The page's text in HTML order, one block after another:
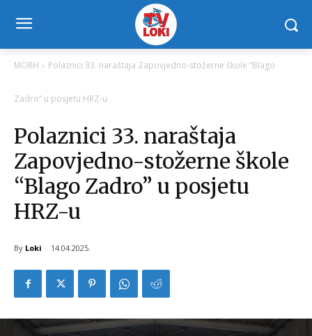
MORH Polaznici 33. naraštaja Zapovjedno-stožerne škole “Blago
Zadro” u posjetu HRZ-u
Polaznici 33. naraštaja
Zapovjedno-stožerne škole
“Blago Zadro” u posjetu
HRZ-u
By Loki 14.04.2025.